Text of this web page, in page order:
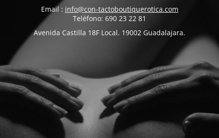
Email : info@con-tactoboutiquerotica.com
Teléfono: 690 23 22 81
Avenida Castilla 18F Local. 19002 Guadalajara.